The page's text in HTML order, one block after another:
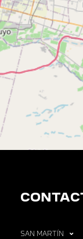
SAN MARTÍN